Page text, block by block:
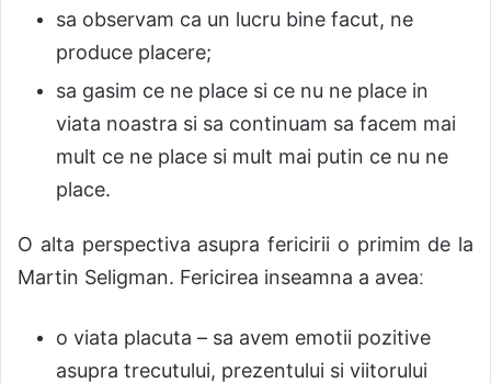
sa observam ca un lucru bine facut, ne
produce placere;
sa gasim ce ne place si ce nu ne place in
viata noastra si sa continuam sa facem mai
mult ce ne place si mult mai putin ce nu ne
place.
O alta perspectiva asupra fericirii o primim de la
Martin Seligman. Fericirea inseamna a aveaː
o viata placuta – sa avem emotii pozitive
asupra trecutului, prezentului si viitorului